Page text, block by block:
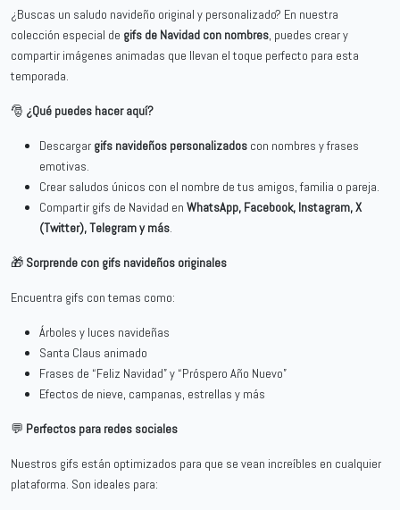
¿Buscas un saludo navideño original y personalizado? En nuestra
colección especial de gifs de Navidad con nombres, puedes crear y
compartir imágenes animadas que llevan el toque perfecto para esta
temporada.
🎅 ¿Qué puedes hacer aquí?
Descargar gifs navideños personalizados con nombres y frases
emotivas.
Crear saludos únicos con el nombre de tus amigos, familia o pareja.
Compartir gifs de Navidad en WhatsApp, Facebook, Instagram, X
(Twitter), Telegram y más.
🎁 Sorprende con gifs navideños originales
Encuentra gifs con temas como:
Árboles y luces navideñas
Santa Claus animado
Frases de “Feliz Navidad” y “Próspero Año Nuevo”
Efectos de nieve, campanas, estrellas y más
💬 Perfectos para redes sociales
Nuestros gifs están optimizados para que se vean increíbles en cualquier
plataforma. Son ideales para: